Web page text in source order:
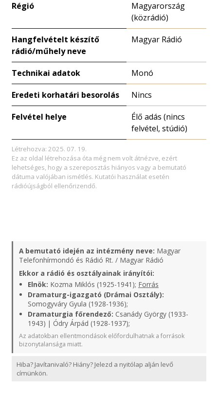
Régió
Magyarország
(közrádió)
Hangfelvételt készítő
rádió/műhely neve
Magyar Rádió
Technikai adatok Monó
Eredeti korhatári besorolás Nincs
Felvétel helye
Élő adás (nincs
felvétel, stúdió)
Létrehozva: 2025. 07. 19.
Ez az oldal létrehozása óta még nem volt átnézve, ezért
lehetséges, hogy a szereposztás hiányos vagy a bemutató
dátuma valójában ismétlés. Kutatói használat esetén
rádióújságból ellenőrizendő.
A bemutató idején az intézmény neve: Magyar
Telefonhírmondó és Rádió Rt. / Magyar Rádió
Ekkor a rádió és osztályainak irányítói:
Elnök: Kozma Miklós (1925-1941); Forrás
Dramaturg-igazgató (Drámai Osztály):
Somogyváry Gyula (1928-1936);
Dramaturgia főrendező: Csanády György (1933-
1943) | Ódry Árpád (1928-1937);
Az adatokban ellentmondások előfordulhatnak a források
bizonytalansága miatt.
Hiba? Javítanivaló? Hiány? Jelezd a nyitólap alján levő
címünkön.